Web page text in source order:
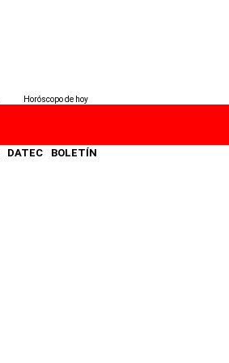
Horóscopo de hoy
DATEC BOLETÍN